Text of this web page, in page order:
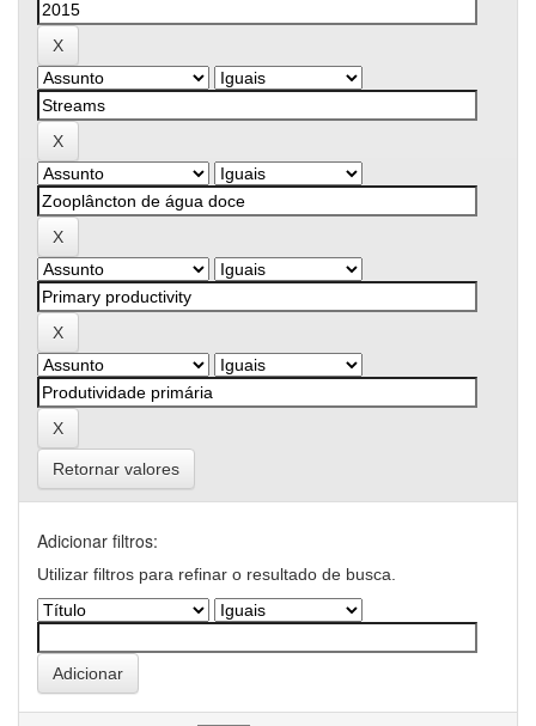
Retornar valores
Adicionar filtros:
Utilizar filtros para refinar o resultado de busca.